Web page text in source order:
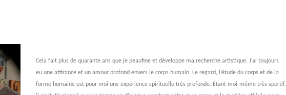
Cela fait plus de quarante ans que je peaufine et développe ma recherche artistique. J’ai toujours
eu une attirance et un amour profond envers le corps humain. Le regard, l’étude du corps et de la
forme humaine est pour moi une expérience spirituelle très profonde. Étant moi-même très sportif,